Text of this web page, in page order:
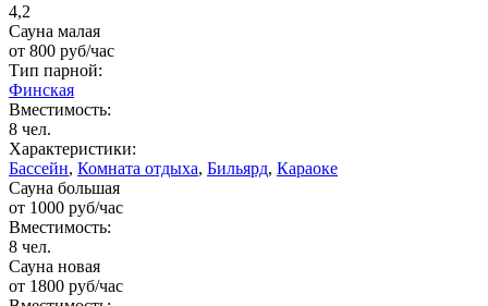
4,2
Сауна малая
от 800 руб/час
Тип парной:
Финская
Вместимость:
8 чел.
Характеристики:
Бассейн, Комната отдыха, Бильярд, Караоке
Сауна большая
от 1000 руб/час
Вместимость:
8 чел.
Сауна новая
от 1800 руб/час